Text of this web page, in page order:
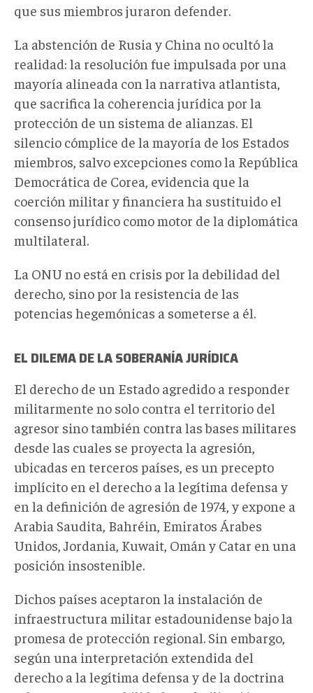
que sus miembros juraron defender.
La abstención de Rusia y China no ocultó la
realidad: la resolución fue impulsada por una
mayoría alineada con la narrativa atlantista,
que sacrifica la coherencia jurídica por la
protección de un sistema de alianzas. El
silencio cómplice de la mayoría de los Estados
miembros, salvo excepciones como la República
Democrática de Corea, evidencia que la
coerción militar y financiera ha sustituido el
consenso jurídico como motor de la diplomática
multilateral.
La ONU no está en crisis por la debilidad del
derecho, sino por la resistencia de las
potencias hegemónicas a someterse a él.
EL DILEMA DE LA SOBERANÍA JURÍDICA
El derecho de un Estado agredido a responder
militarmente no solo contra el territorio del
agresor sino también contra las bases militares
desde las cuales se proyecta la agresión,
ubicadas en terceros países, es un precepto
implícito en el derecho a la legítima defensa y
en la definición de agresión de 1974, y expone a
Arabia Saudita, Bahréin, Emiratos Árabes
Unidos, Jordania, Kuwait, Omán y Catar en una
posición insostenible.
Dichos países aceptaron la instalación de
infraestructura militar estadounidense bajo la
promesa de protección regional. Sin embargo,
según una interpretación extendida del
derecho a la legítima defensa y de la doctrina